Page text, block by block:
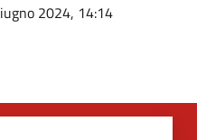
2024, 14:14